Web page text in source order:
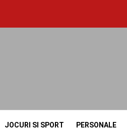
JOCURI SI SPORT PERSONALE